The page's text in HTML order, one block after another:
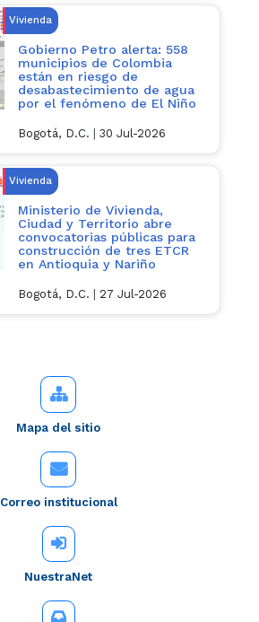
Vivienda
Gobierno Petro alerta: 558
municipios de Colombia
están en riesgo de
desabastecimiento de agua
por el fenómeno de El Niño
Bogotá, D.C. 30 Jul-2026
Vivienda
Ministerio de Vivienda,
Ciudad y Territorio abre
convocatorias públicas para
construcción de tres ETCR
en Antioquia y Nariño
Bogotá, D.C. 27 Jul-2026
Mapa del sitio
Correo institucional
NuestraNet